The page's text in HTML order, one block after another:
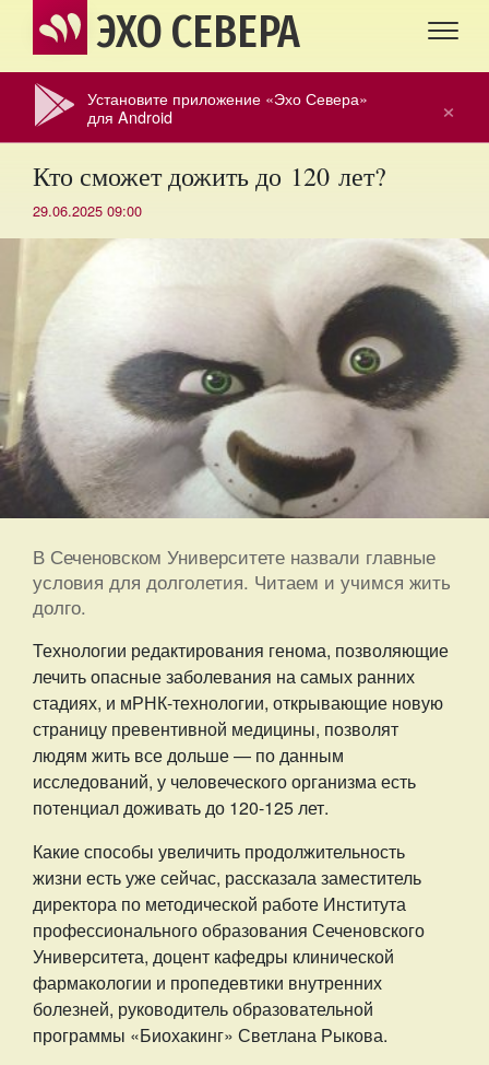
ЭХО СЕВЕРА
×
Установите приложение «Эхо Севера»
для Android
Кто сможет дожить до 120 лет?
29.06.2025 09:00
В Сеченовском Университете назвали главные
условия для долголетия. Читаем и учимся жить
долго.
Технологии редактирования генома, позволяющие
лечить опасные заболевания на самых ранних
стадиях, и мРНК-технологии, открывающие новую
страницу превентивной медицины, позволят
людям жить все дольше — по данным
исследований, у человеческого организма есть
потенциал доживать до 120-125 лет.
Какие способы увеличить продолжительность
жизни есть уже сейчас, рассказала заместитель
директора по методической работе Института
профессионального образования Сеченовского
Университета, доцент кафедры клинической
фармакологии и пропедевтики внутренних
болезней, руководитель образовательной
программы «Биохакинг» Светлана Рыкова.